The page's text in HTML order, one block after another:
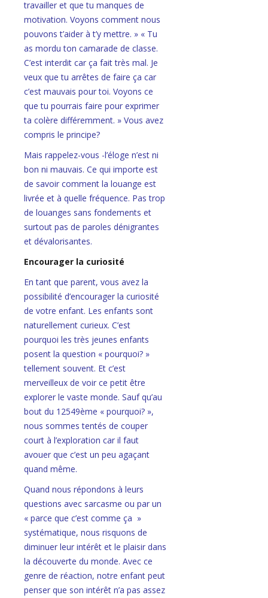
travailler et que tu manques de
motivation. Voyons comment nous
pouvons t’aider à t’y mettre. » « Tu
as mordu ton camarade de classe.
C’est interdit car ça fait très mal. Je
veux que tu arrêtes de faire ça car
c’est mauvais pour toi. Voyons ce
que tu pourrais faire pour exprimer
ta colère différemment. » Vous avez
compris le principe?
Mais rappelez-vous -l’éloge n’est ni
bon ni mauvais. Ce qui importe est
de savoir comment la louange est
livrée et à quelle fréquence. Pas trop
de louanges sans fondements et
surtout pas de paroles dénigrantes
et dévalorisantes.
Encourager la curiosité
En tant que parent, vous avez la
possibilité d’encourager la curiosité
de votre enfant. Les enfants sont
naturellement curieux. C’est
pourquoi les très jeunes enfants
posent la question « pourquoi? »
tellement souvent. Et c’est
merveilleux de voir ce petit être
explorer le vaste monde. Sauf qu’au
bout du 12549ème « pourquoi? »,
nous sommes tentés de couper
court à l’exploration car il faut
avouer que c’est un peu agaçant
quand même.
Quand nous répondons à leurs
questions avec sarcasme ou par un
« parce que c’est comme ça »
systématique, nous risquons de
diminuer leur intérêt et le plaisir dans
la découverte du monde. Avec ce
genre de réaction, notre enfant peut
penser que son intérêt n’a pas assez